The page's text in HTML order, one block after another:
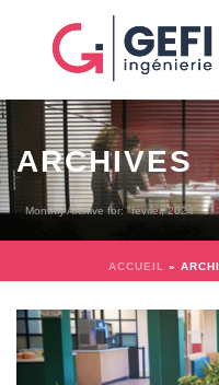
ARCHIVES
Monthly Archive for: "février, 2024"
ACCUEIL »